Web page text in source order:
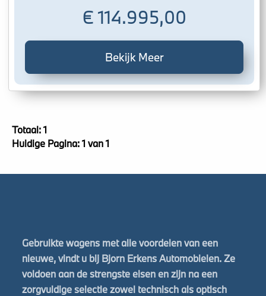
€ 114.995,00
Bekijk Meer
Totaal: 1
Huidige Pagina: 1 van 1
Gebruikte wagens met alle voordelen van een
nieuwe, vindt u bij Bjorn Erkens Automobielen. Ze
voldoen aan de strengste eisen en zijn na een
zorgvuldige selectie zowel technisch als optisch